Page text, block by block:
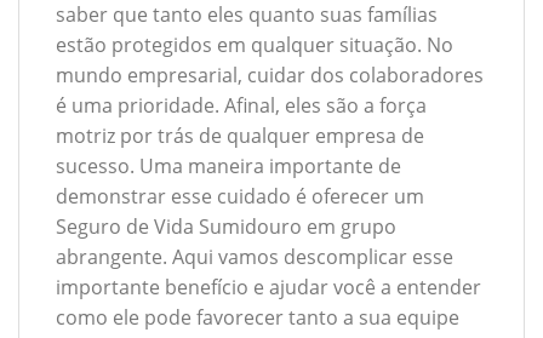
saber que tanto eles quanto suas famílias
estão protegidos em qualquer situação. No
mundo empresarial, cuidar dos colaboradores
é uma prioridade. Afinal, eles são a força
motriz por trás de qualquer empresa de
sucesso. Uma maneira importante de
demonstrar esse cuidado é oferecer um
Seguro de Vida Sumidouro em grupo
abrangente. Aqui vamos descomplicar esse
importante benefício e ajudar você a entender
como ele pode favorecer tanto a sua equipe